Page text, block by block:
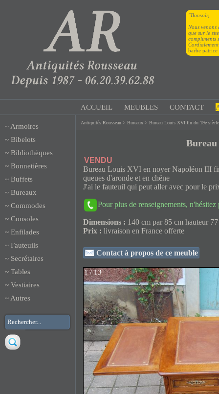
"Bonsoir,
Nous
que sur le
compliments
barbe patrice
ACCUEIL MEUBLES CONTACT
~ Armoires
~ Bibelots
~ Bibliothèques
~ Bonnetières
~ Buffets
~ Bureaux
~ Commodes
~ Consoles
~ Enfilades
~ Fauteuils
~ Secrétaires
~ Tables
~ Vestiaires
~ Autres
Antiquités Rousseau > Bureaux > Bureau Louis XVI fin du 19e
VENDU
Bureau Louis XVI en noyer Napoléon III
queues d'aronde et en chêne
J'ai le fauteuil qui peut aller avec pour le
Pour plus de renseignements,
Dimensions : 140 cm par 85 cm hauteur
Prix : livraison en France offerte
Contact à propos de ce meuble
1 / 13